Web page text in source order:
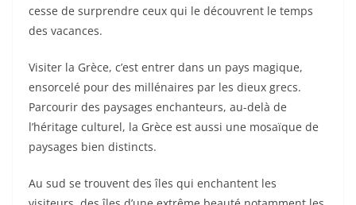
cesse de surprendre ceux qui le découvrent le temps
des vacances.
Visiter la Grèce, c’est entrer dans un pays magique,
ensorcelé pour des millénaires par les dieux grecs.
Parcourir des paysages enchanteurs, au-delà de
l’héritage culturel, la Grèce est aussi une mosaïque de
paysages bien distincts.
Au sud se trouvent des îles qui enchantent les